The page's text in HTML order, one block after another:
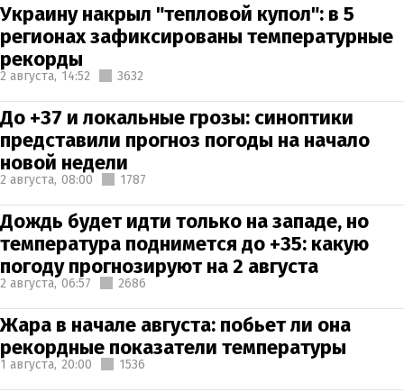
Украину накрыл "тепловой купол": в 5
регионах зафиксированы температурные
рекорды
2 августа, 14:52 3632
До +37 и локальные грозы: синоптики
представили прогноз погоды на начало
новой недели
2 августа, 08:00 1787
Дождь будет идти только на западе, но
температура поднимется до +35: какую
погоду прогнозируют на 2 августа
2 августа, 06:57 2686
Жара в начале августа: побьет ли она
рекордные показатели температуры
1 августа, 20:00 1536